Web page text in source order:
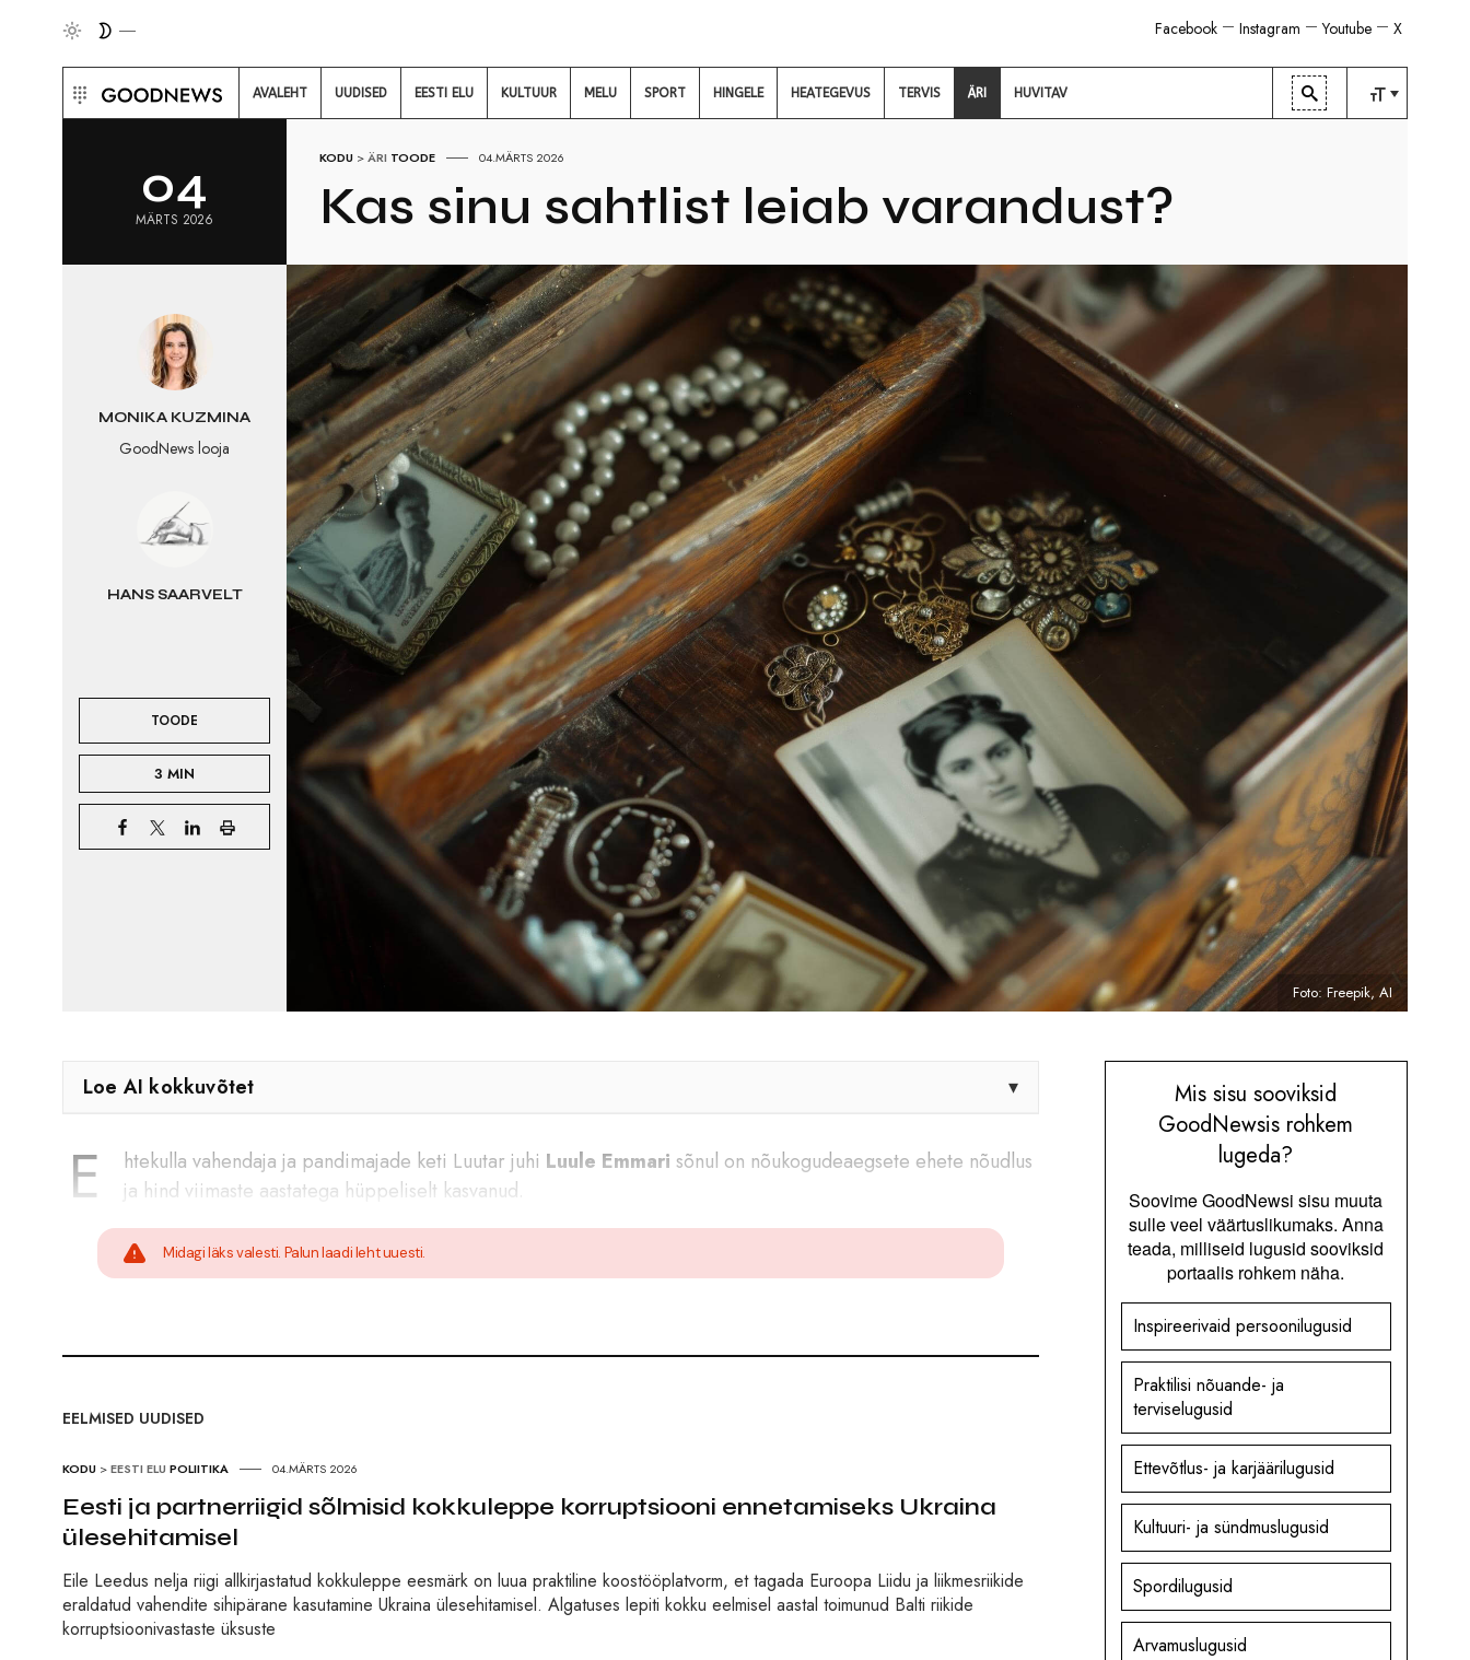
X
Youtube
Instagram
Facebook
AVALEHT UUDISED EESTI ELU KULTUUR MELU SPORT HINGELE HEATEGEVUS TERVIS ÄRI HUVITAV
04
MÄRTS 2026
KODU >ÄRI TOODE 04.MÄRTS 2026
Kas sinu sahtlist leiab varandust?
MONIKA KUZMINA
GoodNews looja
HANS SAARVELT
TOODE
3 MIN
Foto: Freepik, AI
Loe AI kokkuvõtet ▾
E htekulla vahendaja ja pandimajade keti Luutar juhi Luule Emmari sõnul on nõukogudeaegsete ehete nõudlus
ja hind viimaste aastatega hüppeliselt kasvanud.
Midagi läks valesti. Palun laadi leht uuesti.
EELMISED UUDISED
KODU >EESTI ELU POLIITIKA 04.MÄRTS 2026
Eesti ja partnerriigid sõlmisid kokkuleppe korruptsiooni ennetamiseks Ukraina
ülesehitamisel
Eile Leedus nelja riigi allkirjastatud kokkuleppe eesmärk on luua praktiline koostööplatvorm, et tagada Euroopa Liidu ja liikmesriikide
eraldatud vahendite sihipärane kasutamine Ukraina ülesehitamisel. Algatuses lepiti kokku eelmisel aastal toimunud Balti riikide
korruptsioonivastaste üksuste
Mis sisu sooviksid
GoodNewsis rohkem
lugeda?
Soovime GoodNewsi sisu muuta
sulle veel väärtuslikumaks. Anna
teada, milliseid lugusid sooviksid
portaalis rohkem näha.
Inspireerivaid persoonilugusid
Praktilisi nõuande- ja
terviselugusid
Ettevõtlus- ja karjäärilugusid
Kultuuri- ja sündmuslugusid
Spordilugusid
Arvamuslugusid